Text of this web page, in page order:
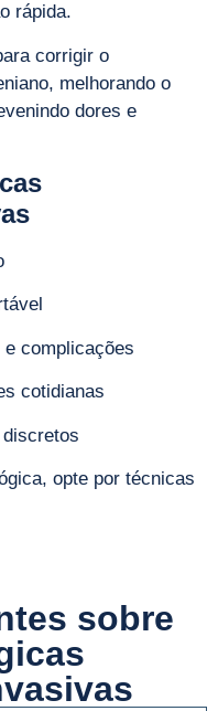
rápida.
corrigir o
melhorando o
dores e
e complicações
cotidianas
opte por técnicas
sobre